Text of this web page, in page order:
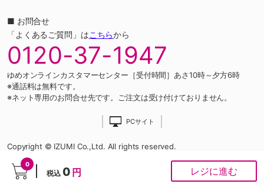
0
税込 0 円 レジに進む
■ お問合せ
「よくあるご質問」はこちらから
0120-37-1947
ゆめオンラインカスタマーセンター［受付時間］あさ10時～夕方6時
※通話料は無料です。
※ネット専用のお問合せ先です。ご注文は受け付けておりません。
PCサイト
Copyright © IZUMI Co.,Ltd. All rights reserved.